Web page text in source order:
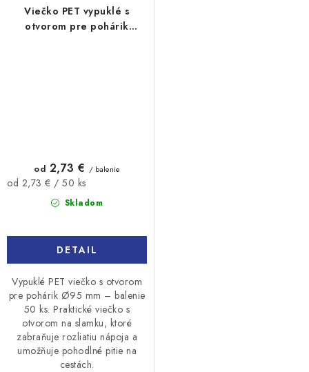
Viečko PET vypuklé s
otvorom pre pohárik
Skladom
od 2,73 € / balenie
Jednotková
od 2,73 € / 50 ks
DETAIL
Vypuklé PET viečko s otvorom
pre pohárik Ø95 mm – balenie
50 ks. Praktické viečko s
otvorom na slamku, ktoré
zabraňuje rozliatiu nápoja a
umožňuje pohodlné pitie na
cestách.